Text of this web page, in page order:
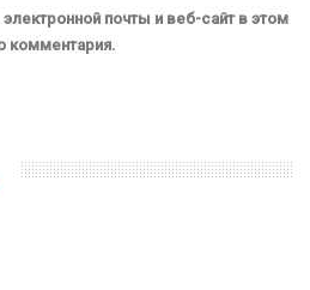
почты и веб-сайт в этом
комментария.